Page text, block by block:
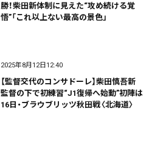
勝！柴田新体制に見えた“攻め続ける覚
悟”「これ以上ない最高の景色」
2025年8月12日12:40
【監督交代のコンサドーレ】柴田慎吾新
監督の下で初練習“J1復帰へ始動”初陣は
16日・ブラウブリッツ秋田戦〈北海道〉